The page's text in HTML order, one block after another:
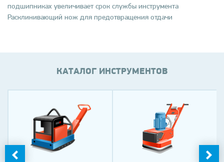
подшипниках увеличивает срок службы инструмента
Расклинивающий нож для предотвращения отдачи
КАТАЛОГ ИНСТРУМЕНТОВ